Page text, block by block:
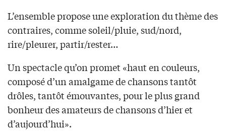
L’ensemble propose une exploration du thème des
contraires, comme soleil/pluie, sud/nord,
rire/pleurer, partir/rester…
Un spectacle qu’on promet «haut en couleurs,
composé d’un amalgame de chansons tantôt
drôles, tantôt émouvantes, pour le plus grand
bonheur des amateurs de chansons d’hier et
d’aujourd’hui».